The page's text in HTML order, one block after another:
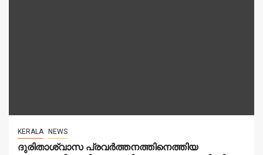
KERALA NEWS
ദുരിതാശ്വാസ പ്രവർത്തനത്തിനെത്തിയ